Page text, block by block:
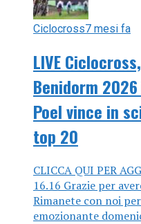
Ciclocross7 mesi fa
LIVE
Benidorm 2026
Poel vince in
top 20
CLICCA QUI PER
16.16 Grazie per
Rimanete con noi
emozionante